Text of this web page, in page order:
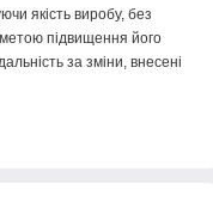
якість виробу, без
підвищення його
за зміни, внесені